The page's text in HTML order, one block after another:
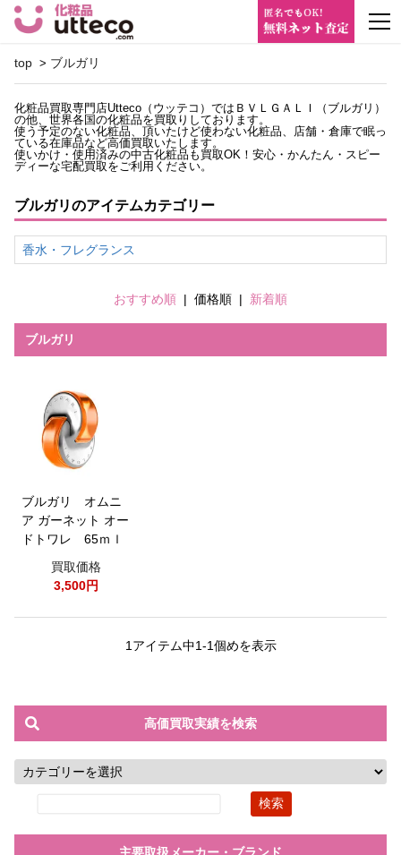
top > ブルガリ
化粧品買取専門店Utteco（ウッテコ）ではＢＶＬＧＡＬＩ（ブルガリ）
の他、世界各国の化粧品を買取りしております。
使う予定のない化粧品、頂いたけど使わない化粧品、店舗・倉庫で眠っ
ている在庫品など高価買取いたします。
使いかけ・使用済みの中古化粧品も買取OK！安心・かんたん・スピー
ディーな宅配買取をご利用ください。
ブルガリのアイテムカテゴリー
香水・フレグランス
おすすめ順 | 価格順 | 新着順
ブルガリ
ブルガリ オムニ
ア ガーネット オー
ドトワレ 65ｍｌ
買取価格
3,500円
1アイテム中1-1個めを表示
高価買取実績を検索
主要取扱メーカー・ブランド